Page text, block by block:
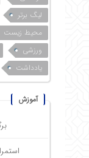
لیگ برتر
محیط زیست
ورزشی
یادداشت
آموزش